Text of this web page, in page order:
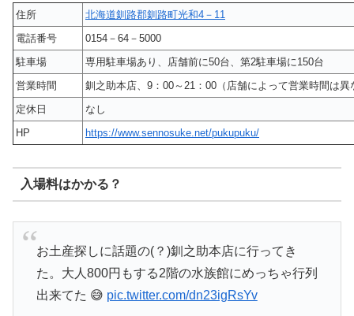
住所
北海道釧路郡釧路町光和4－11
電話番号
0154－64－5000
駐車場
専用駐車場あり、店舗前に50台、第2駐車場に150台
営業時間
釧之助本店、9：00～21：00（店舗によって営業時間は異
定休日
なし
HP
https://www.sennosuke.net/pukupuku/
入場料はかかる？
お土産探しに話題の(？)釧之助本店に行ってき
た。大人800円もする2階の水族館にめっちゃ行列
出来てた 😅 pic.twitter.com/dn23igRsYv